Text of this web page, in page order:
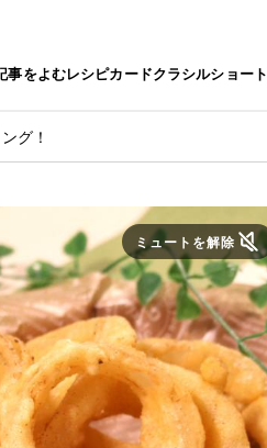
事をよむレシピカードクラシルショート
グ！
ミュートを解除